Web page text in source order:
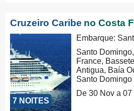
Cruzeiro Caribe no Costa
7 NOITES
Embarque:
Santo
France,
Antigua, Baía
Santo Domingo
De 30 Nov a